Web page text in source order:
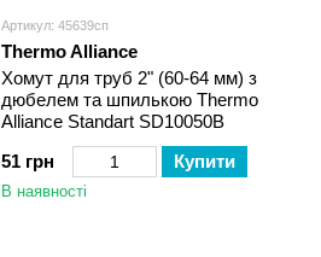
Артикул: 45639сп
Thermo Alliance
Хомут для труб 2" (60-64 мм) з
дюбелем та шпилькою Thermo
Alliance Standart SD10050B
51 грн
Купити
В наявності